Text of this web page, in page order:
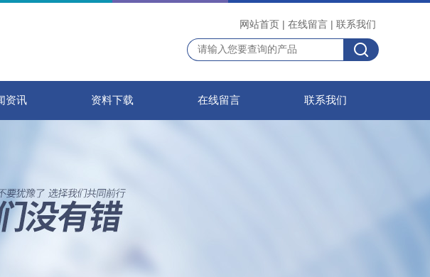
网站首页 | 在线留言 | 联系我们
资讯 资料下载 在线留言 联系我们